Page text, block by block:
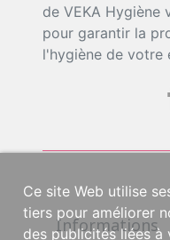
de VEKA
pour garantir la
l'hygiène de votre
Informations
Ce site Web utilise
tiers pour améliorer
des publicités liées à